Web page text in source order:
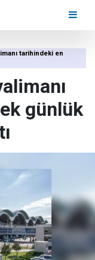
tarihindeki en
günlük